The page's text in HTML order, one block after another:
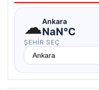
☁Ankara
NaN°C
ŞEHIR SEÇ